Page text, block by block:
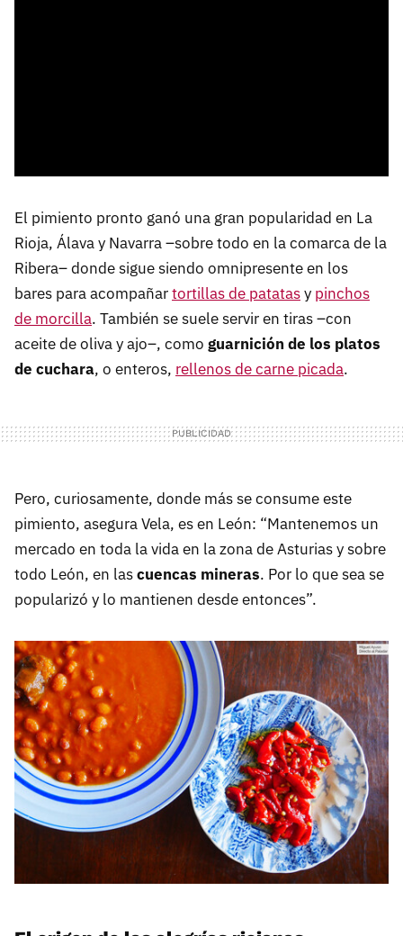
El pimiento pronto ganó una gran popularidad en La
Rioja, Álava y Navarra –sobre todo en la comarca de la
Ribera– donde sigue siendo omnipresente en los
bares para acompañartortillas de patatasy pinchos
de morcilla. También se suele servir en tiras –con
aceite de oliva y ajo–, como guarnición de los platos
de cuchara, o enteros, rellenos de carne picada.
Pero, curiosamente, donde más se consume este
pimiento, asegura Vela, es en León: “Mantenemos un
mercado en toda la vida en la zona de Asturias y sobre
todo León, en lascuencas mineras. Por lo que sea se
popularizó y lo mantienen desde entonces”.